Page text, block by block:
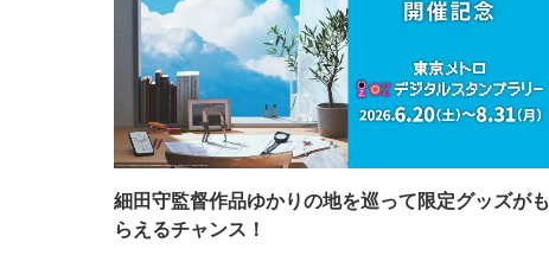
細田守監督作品ゆかりの地を巡って限定グッズがも
らえるチャンス！